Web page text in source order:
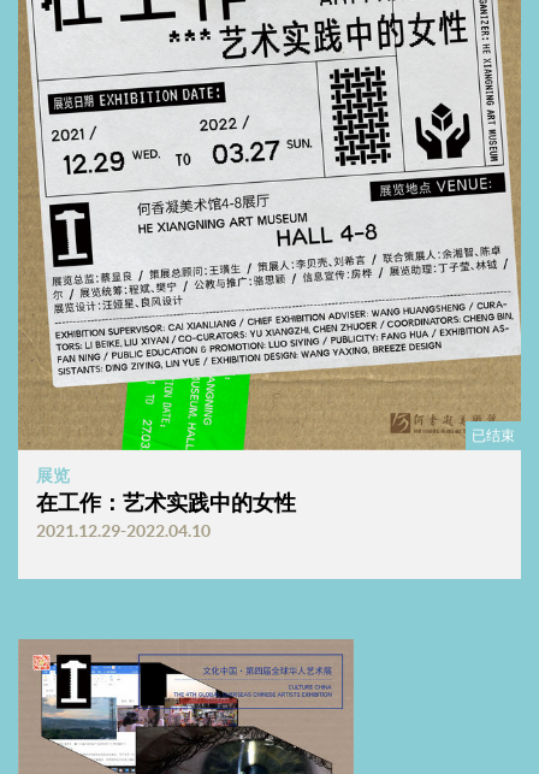
《相爱的柯比与史蒂芬》2019 单通道高清影像 30分41秒
92岁的柯比经历了旧金山华埠夜总会年代，是一名退役的舞者，74
岁史蒂芬经历了美国60年代反战运动，曾是一名实验电影导演，两
个截然不同的个体晚年在舞池相爱。柯比是史蒂芬的造型师，她更
新了史蒂芬的衣橱，但凡一同外出，他们从头到脚都是柯比制作的
情侣装；史蒂芬则是柯比的档案管理员，她毕生积攒的舞者职业照
不仅令他着迷，甚至重燃了他的创作动力。在拉斯维加斯终演来临
前，柯比与史蒂芬开始准备二人的谢幕之舞。
导演+制片：杨圆圆，卡罗·那瑟斯 ｜ 主演：柯比·余，史蒂芬·金 ｜
剪辑：阿历克斯·文克｜ 摄影：卡罗·那瑟斯 ｜ 录音：杨圆圆 ｜ 调
色：阿历克斯·文克 ｜ 混音：丹·罗萨托。感谢：唐奂奂，上海外滩
郭锦泓，出生于牧区，长于青海
和俄罗斯。2011年毕业于俄罗斯
已结束
展览
在工作：艺术实践中的女性
2021.12.29-2022.04.10